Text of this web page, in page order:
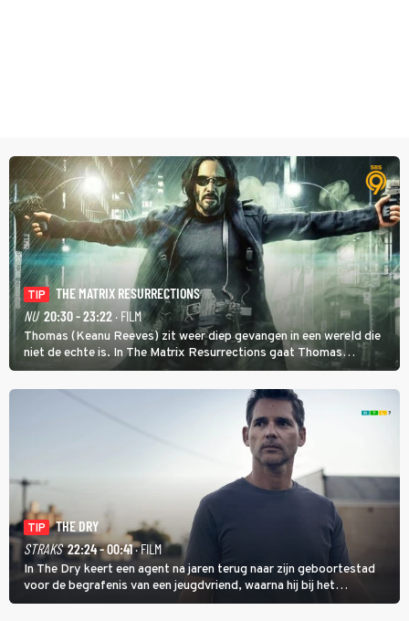
TIP
THE MATRIX RESURRECTIONS
NU 20:30 - 23:22 · FILM
Thomas (Keanu Reeves) zit weer diep gevangen in een wereld die
niet de echte is. In The Matrix Resurrections gaat Thomas
proberen uit deze schijnwereld te ontsnappen.
TIP
THE DRY
STRAKS 22:24 - 00:41· FILM
In The Dry keert een agent na jaren terug naar zijn geboortestad
voor de begrafenis van een jeugdvriend, waarna hij bij het
onderzoeken van diens dood een verband begint te vermoeden